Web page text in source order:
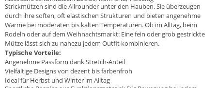
Strickmützen sind die Allrounder unter den Hauben. Sie überzeugen
durch ihre soften, oft elastischen Strukturen und bieten angenehme
Wärme bei moderaten bis kalten Temperaturen. Ob im Alltag, beim
Rodeln oder auf dem Weihnachtsmarkt: Eine fein oder grob gestrickte
Mütze lässt sich zu nahezu jedem Outfit kombinieren.
Typische Vorteile:
Angenehme Passform dank Stretch-Anteil
Vielfältige Designs von dezent bis farbenfroh
Ideal für Herbst und Winter im Alltag